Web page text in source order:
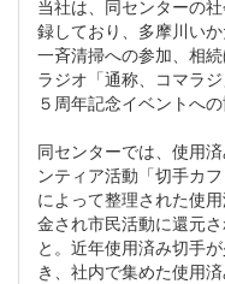
当社は、同センターの
録しており、多摩川い
一斉清掃への参加、相
ラジオ「通称、コマラ
５周年記念イベントへ
同センターでは、使用
ンティア活動「切手カ
によって整理された使
金され市民活動に還元
と。近年使用済み切手
き、社内で集めた使用